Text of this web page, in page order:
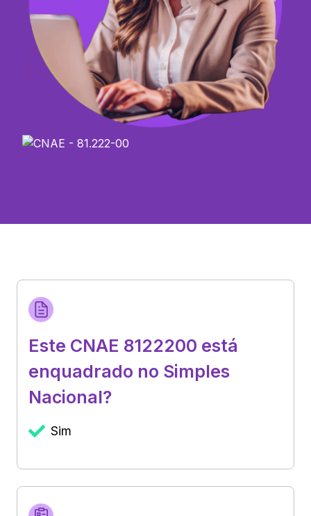
Este CNAE 8122200 está
enquadrado no Simples
Nacional?
Sim